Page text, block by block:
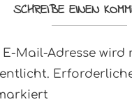
SCHREIBE EINEN
E-Mail-Adresse wird